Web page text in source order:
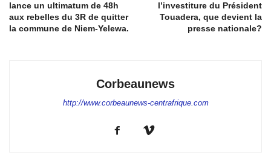
lance un ultimatum de 48h
aux rebelles du 3R de quitter
la commune de Niem-Yelewa.
l’investiture du Président
Touadera, que devient la
presse nationale?
Corbeaunews
http://www.corbeaunews-centrafrique.com